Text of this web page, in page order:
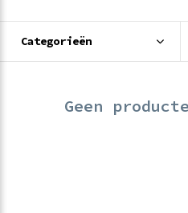
Categorieën
Geen